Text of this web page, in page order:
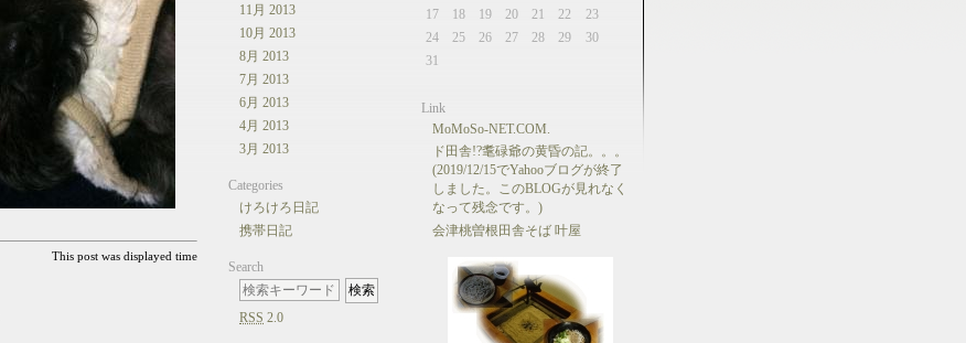
This post was displayed time
11月 2013
10月 2013
8月 2013
7月 2013
6月 2013
4月 2013
3月 2013
Categories
けろけろ日記
携帯日記
Search
RSS 2.0
17
18 19 20 21 22
23
24
25 26 27 28 29
30
31
Link
MoMoSo-NET.COM.
ド田舎!?耄碌爺の黄昏の記。。。
(2019/12/15でYahooブログが終了
しました。このBLOGが見れなく
なって残念です。)
会津桃曽根田舎そば 叶屋